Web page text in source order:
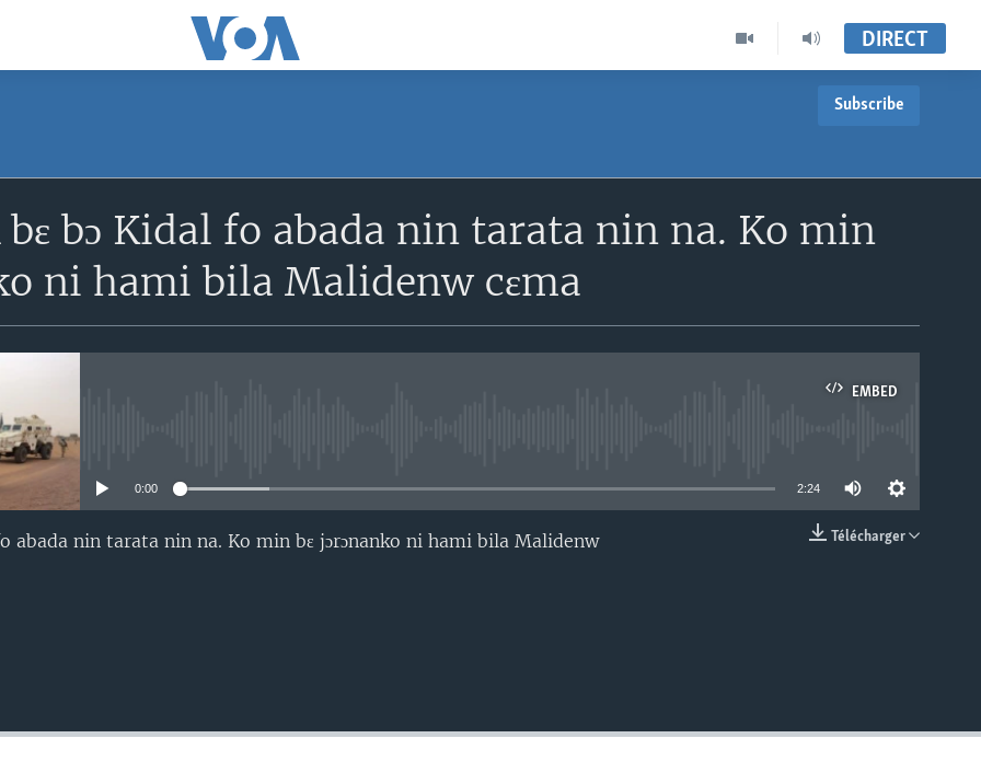
DIRECT
Subscribe
bɔ Kidal fo abada nin tarata nin na. Ko min
ni hami bila Malidenw cɛma
EMBED
0:00 2:24
Télécharger
abada nin tarata nin na. Ko min bɛ jɔrɔnanko ni hami bila Malidenw